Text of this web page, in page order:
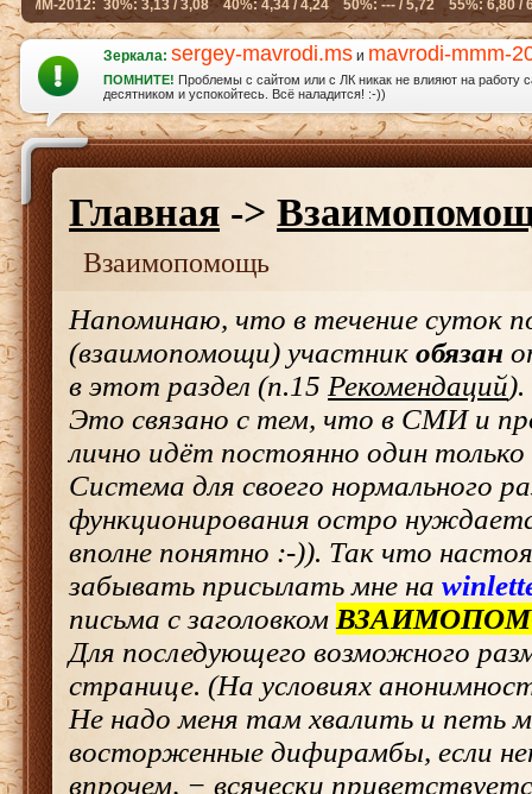
Зеркала: sergey-mavrodi.ms и mavrodi-mmm-
ПОМНИТЕ! Проблемы с сайтом или с ЛК никак не влияют на работу
десятником и успокойтесь. Всё наладится! :-))
Главная ->
Взаимопомощь
Напоминаю, что в течение суток
(взаимопомощи) участник обязан
в этот раздел (п.15 Рекомендаций).
Это связано с тем, что в СМИ и
лично идёт постоянно один
Система для своего нормального
функционирования остро
вполне понятно :-)). Так что
забывать присылать мне на
письма с заголовком
Для последующего возможного
странице. (На условиях
Не надо меня там хвалить и петь
восторженные дифирамбы, если
впрочем, − всячески